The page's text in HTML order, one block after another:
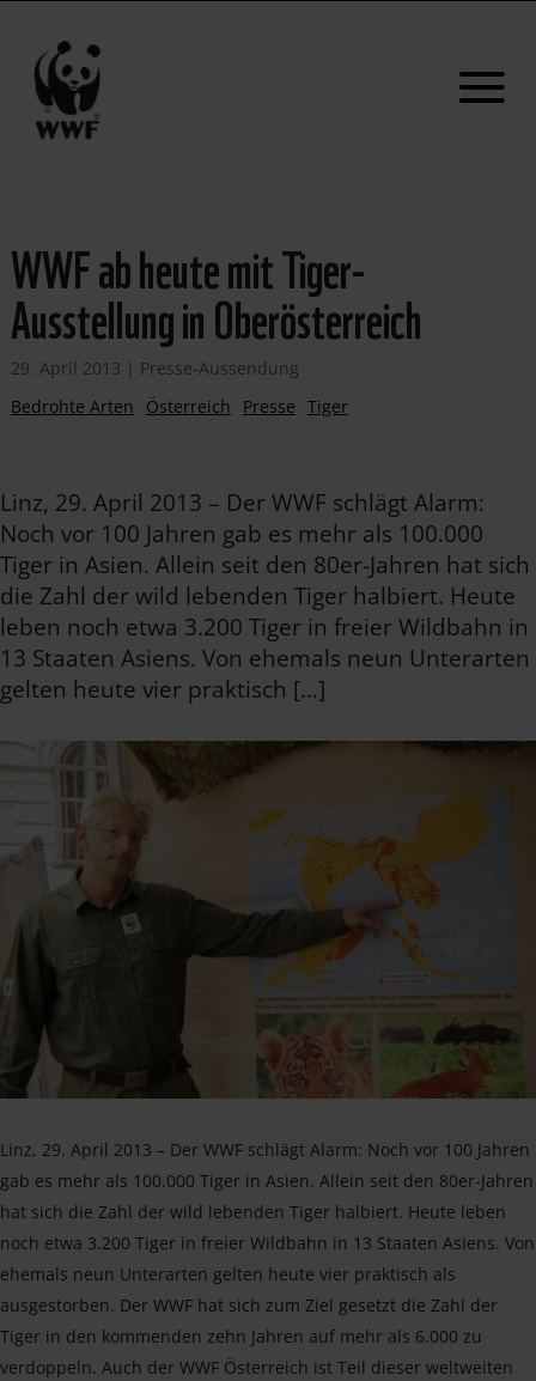
WWF ab heute mit Tiger-
Ausstellung in Oberösterreich
29. April 2013 | Presse-Aussendung
Bedrohte Arten
Österreich Presse Tiger
Linz, 29. April 2013 – Der WWF schlägt Alarm:
Noch vor 100 Jahren gab es mehr als 100.000
Tiger in Asien. Allein seit den 80er-Jahren hat sich
die Zahl der wild lebenden Tiger halbiert. Heute
leben noch etwa 3.200 Tiger in freier Wildbahn in
13 Staaten Asiens. Von ehemals neun Unterarten
gelten heute vier praktisch […]
Linz, 29. April 2013 – Der WWF schlägt Alarm: Noch vor 100 Jahren
gab es mehr als 100.000 Tiger in Asien. Allein seit den 80er-Jahren
hat sich die Zahl der wild lebenden Tiger halbiert. Heute leben
noch etwa 3.200 Tiger in freier Wildbahn in 13 Staaten Asiens. Von
ehemals neun Unterarten gelten heute vier praktisch als
ausgestorben. Der WWF hat sich zum Ziel gesetzt die Zahl der
Tiger in den kommenden zehn Jahren auf mehr als 6.000 zu
verdoppeln. Auch der WWF Österreich ist Teil dieser weltweiten